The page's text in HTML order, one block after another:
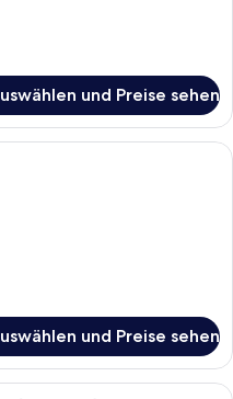
und Preise sehen
modernes Hotelzimmer mit
und Preise sehen
Hotelzimmer mit einem großen